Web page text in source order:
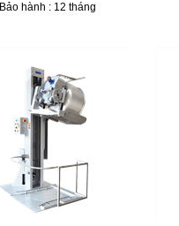
Bảo hành : 12 tháng